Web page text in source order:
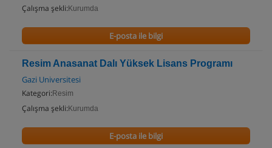
Çalışma şekli: Kurumda
E-posta ile bilgi
Resim Anasanat Dalı Yüksek Lisans Programı
Gazi Universitesi
Kategori: Resim
Çalışma şekli: Kurumda
E-posta ile bilgi